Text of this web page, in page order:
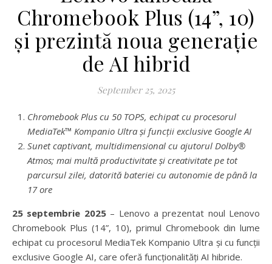
Chromebook Plus (14”, 10)
și prezintă noua generație
de AI hibrid
September 25, 2025
Chromebook Plus cu 50 TOPS, echipat cu procesorul
MediaTek™ Kompanio Ultra și funcții exclusive Google AI
Sunet captivant, multidimensional cu ajutorul Dolby®
Atmos; mai multă productivitate și creativitate pe tot
parcursul zilei, datorită bateriei cu autonomie de până la
17 ore
25 septembrie 2025– Lenovo a prezentat noul Lenovo
Chromebook Plus (14”, 10), primul Chromebook din lume
echipat cu procesorul MediaTek Kompanio Ultra și cu funcții
exclusive Google AI, care oferă funcționalități AI hibride.